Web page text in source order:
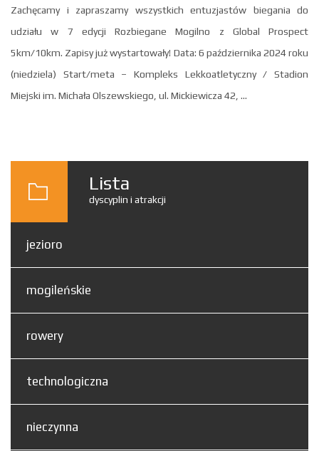
Zachęcamy i zapraszamy wszystkich entuzjastów biegania do
udziału w 7 edycji Rozbiegane Mogilno z Global Prospect
5km/10km. Zapisy już wystartowały! Data: 6 października 2024 roku
(niedziela) Start/meta – Kompleks Lekkoatletyczny / Stadion
Miejski im. Michała Olszewskiego, ul. Mickiewicza 42, ...
Lista
dyscyplin i atrakcji
jezioro
mogileńskie
rowery
technologiczna
nieczynna